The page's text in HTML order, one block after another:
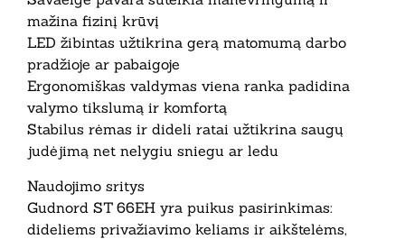
mažina fizinį krūvį
LED žibintas užtikrina gerą matomumą darbo
pradžioje ar pabaigoje
Ergonomiškas valdymas viena ranka padidina
valymo tikslumą ir komfortą
Stabilus rėmas ir dideli ratai užtikrina saugų
judėjimą net nelygiu sniegu ar ledu
Naudojimo sritys
Gudnord ST 66EH yra puikus pasirinkimas:
dideliems privažiavimo keliams ir aikštelėms,